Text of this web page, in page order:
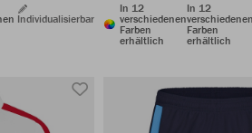
Individualisierbar
In 12
verschiedenen
Farben
erhältlich
In 12
Farben
erhältlich